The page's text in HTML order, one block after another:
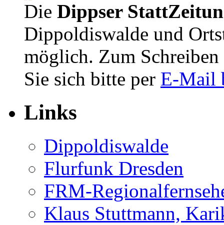
Die Dippser
Dippoldiswalde und
möglich. Zum
Sie sich bitte per E-Mail
Links
Dippoldiswalde
Flurfunk Dresden
FRM-
Klaus Stuttmann,